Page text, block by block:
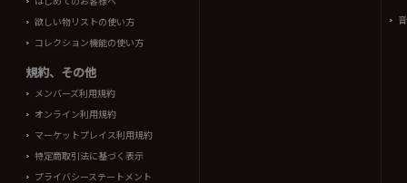
欲しい物リストの使い方
コレクション機能の使い方
規約、その他
メンバーズ利用規約
オンライン利用規約
マーケットプレイス利用規約
特定商取引法に基づく表示
プライバシーステートメント